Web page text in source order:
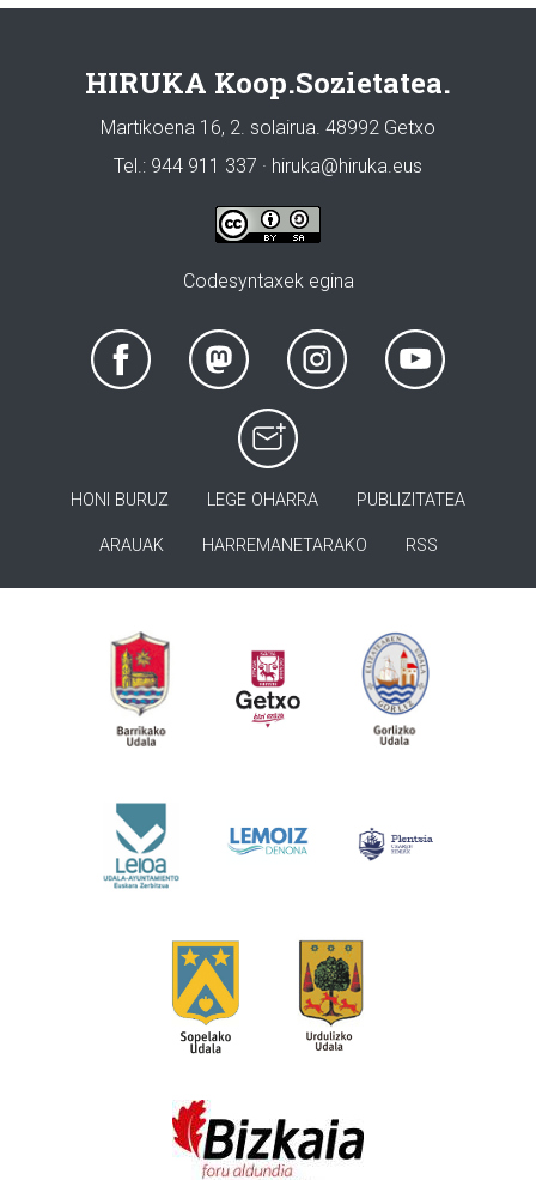
HIRUKA Koop.Sozietatea.
Martikoena 16, 2. solairua. 48992 Getxo
Tel.: 944 911 337 · hiruka@hiruka.eus
Codesyntaxek egina
HONI BURUZ LEGE OHARRA PUBLIZITATEA
ARAUAK HARREMANETARAKO RSS